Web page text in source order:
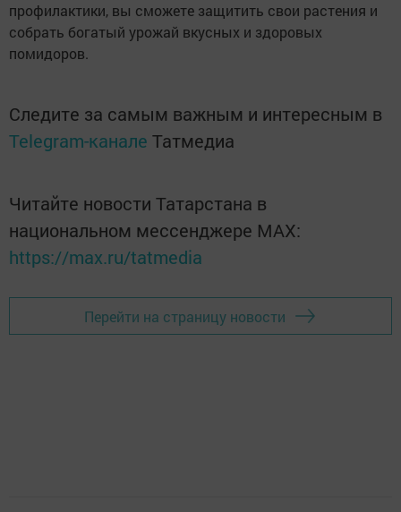
профилактики, вы сможете защитить свои растения и
собрать богатый урожай вкусных и здоровых
помидоров.
Следите за самым важным и интересным в
Telegram-канале Татмедиа
Читайте новости Татарстана в
национальном мессенджере MАХ:
https://max.ru/tatmedia
Перейти на страницу новости